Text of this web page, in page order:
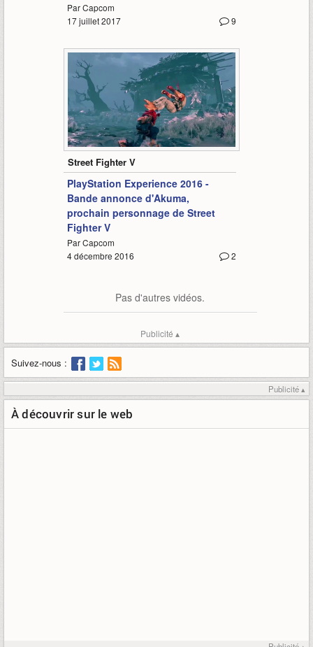
Par Capcom
9
17 juillet 2017
1:36
Street Fighter V
PlayStation Experience 2016 -
Bande annonce d'Akuma,
prochain personnage de Street
Fighter V
Par Capcom
2
4 décembre 2016
Pas d'autres vidéos.
Publicité ▴
Suivez-nous :
Publicité ▴
À découvrir sur le web